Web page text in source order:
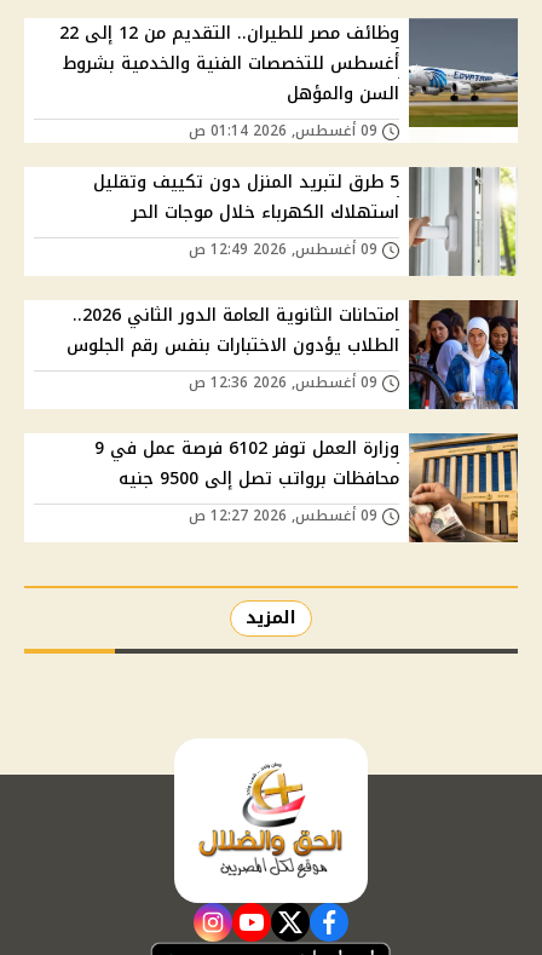
وظائف مصر للطيران.. التقديم من 12 إلى 22
أغسطس للتخصصات الفنية والخدمية بشروط
السن والمؤهل
5 طرق لتبريد المنزل دون تكييف وتقليل
استهلاك الكهرباء خلال موجات الحر
امتحانات الثانوية العامة الدور الثاني 2026..
الطلاب يؤدون الاختبارات بنفس رقم الجلوس
وزارة العمل توفر 6102 فرصة عمل في 9
محافظات برواتب تصل إلى 9500 جنيه
المزيد
facebook
twitter
youtube
instagram